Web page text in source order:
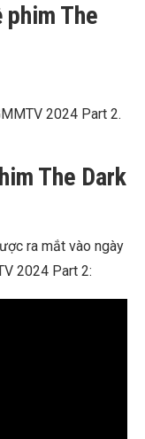
phim The
2024 Part 2.
The Dark
ra mắt vào ngày
2024 Part 2: